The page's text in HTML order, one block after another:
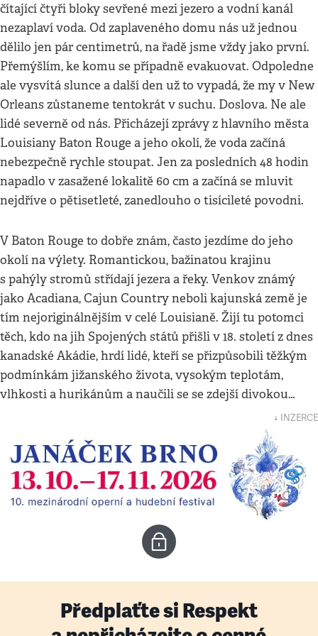
čítající čtyři bloky sevřené mezi jezero a vodní kanál
nezaplaví voda. Od zaplaveného domu nás už jednou
dělilo jen pár centimetrů, na řadě jsme vždy jako první.
Přemýšlím, ke komu se případně evakuovat. Odpoledne
ale vysvítá slunce a další den už to vypadá, že my v New
Orleans zůstaneme tentokrát v suchu. Doslova. Ne ale
lidé severně od nás. Přicházejí zprávy z hlavního města
Louisiany Baton Rouge a jeho okolí, že voda začíná
nebezpečně rychle stoupat. Jen za posledních 48 hodin
napadlo v zasažené lokalitě 60 cm a začíná se mluvit
nejdříve o pětisetleté, zanedlouho o tisícileté povodni.
V Baton Rouge to dobře znám, často jezdíme do jeho
okolí na výlety. Romantickou, bažinatou krajinu
s pahýly stromů střídají jezera a řeky. Venkov známý
jako Acadiana, Cajun Country neboli kajunská země je
tím nejoriginálnějším v celé Louisianě. Žijí tu potomci
těch, kdo na jih Spojených států přišli v 18. století z dnes
kanadské Akádie, hrdí lidé, kteří se přizpůsobili těžkým
podmínkám jižanského života, vysokým teplotám,
vlhkosti a hurikánům a naučili se se zdejší divokou…
↓ INZERCE
Předplaťte si Respekt